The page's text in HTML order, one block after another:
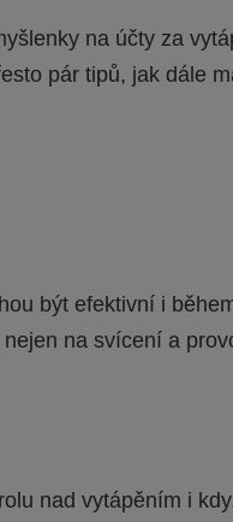
na účty za
pár tipů, jak dále
být efektivní i
na svícení a
nad vytápěním i